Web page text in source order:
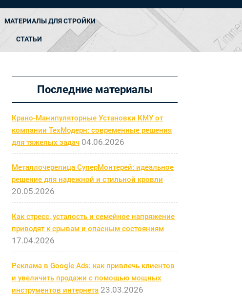
МАТЕРИАЛЫ ДЛЯ СТРОЙКИ
СТАТЬИ
Последние материалы
Крано-Манипуляторные Установки КМУ от
компании ТехМодерн: современные решения
для тяжелых задач 04.06.2026
Металлочерепица СуперМонтерей: идеальное
решение для надежной и стильной кровли
20.05.2026
Как стресс, усталость и семейное напряжение
приводят к срывам и опасным состояниям
17.04.2026
Реклама в Google Ads: как привлечь клиентов
и увеличить продажи с помощью мощных
инструментов интернета 23.03.2026